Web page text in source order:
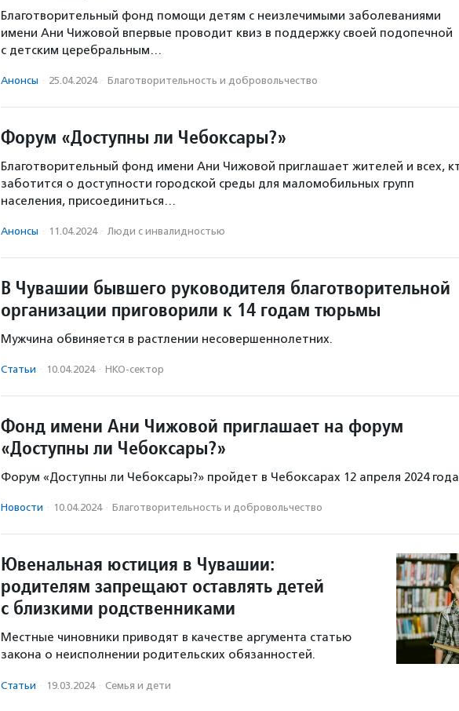
Благотворительный фонд помощи детям с неизлечимыми заболеваниями
имени Ани Чижовой впервые проводит квиз в поддержку своей подопечной
с детским церебральным…
Анонсы · 25.04.2024 · Благотвори­тель­ность и доброволь­чест­во
Форум «Доступны ли Чебоксары?»
Благотворительный фонд имени Ани Чижовой приглашает жителей и всех,
заботится о доступности городской среды для маломобильных групп
населения, присоединиться…
Анонсы · 11.04.2024 · Люди с инвалидностью
В Чувашии бывшего руководителя благотворительной
организации приговорили к 14 годам тюрьмы
Мужчина обвиняется в растлении несовершеннолетних.
Статьи · 10.04.2024 · НКО-сектор
Фонд имени Ани Чижовой приглашает на форум
«Доступны ли Чебоксары?»
Форум «Доступны ли Чебоксары?» пройдет в Чебоксарах 12 апреля 2024
Новости · 10.04.2024 · Благотвори­тель­ность и доброволь­чест­во
Ювенальная юстиция в Чувашии:
родителям запрещают оставлять детей
с близкими родственниками
Местные чиновники приводят в качестве аргумента статью
закона о неисполнении родительских обязанностей.
Статьи · 19.03.2024 · Семья и дети